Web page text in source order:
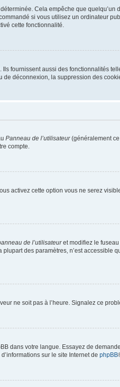
Cela empêche que quelqu’un
si vous utilisez un ordinateur
cette fonctionnalité.
fournissent aussi des fonctionnalités
déconnexion, la suppression des
Panneau de l’utilisateur(généralement
compte.
activez cette option vous ne serez
de l’utilisateuret modifiez le fuseau
des paramètres, n’est accessible
ne soit pas à l’heure. Signalez ce
dans votre langue. Essayez de
sur le site Internet de phpBB